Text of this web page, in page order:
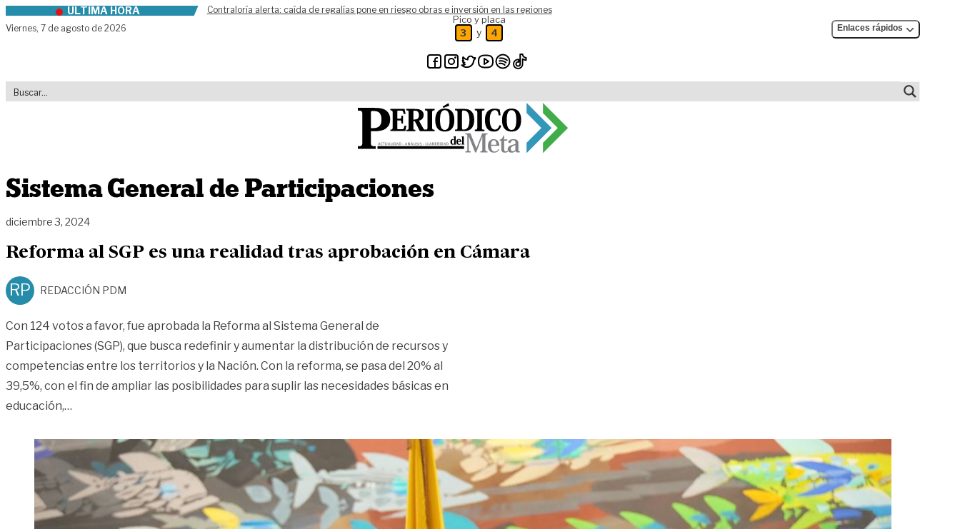
Skip to contentÚLTIMA HORA
Contraloría alerta: caída de regalías pone en riesgo obras e inversión en las regiones
Viernes, 7 de agosto de 2026
Pico y placa
3 y 4 Enlaces rápidos
Sistema General de Participaciones
diciembre 3, 2024
Reforma al SGP es una realidad tras aprobación en Cámara
RP REDACCIÓN PDM
Con 124 votos a favor, fue aprobada la Reforma al Sistema General de
Participaciones (SGP), que busca redefinir y aumentar la distribución de recursos y
competencias entre los territorios y la Nación. Con la reforma, se pasa del 20% al
39,5%, con el fin de ampliar las posibilidades para suplir las necesidades básicas en
educación,…